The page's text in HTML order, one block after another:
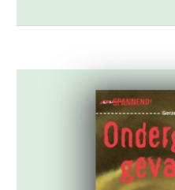
vindt. Dit levert een
aandragen welke